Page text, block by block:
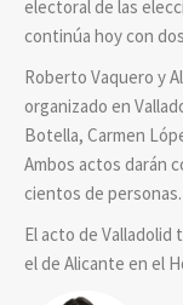
electoral de las
continúa hoy con
Roberto Vaquero y
organizado en
Botella, Carmen
Ambos actos darán
cientos de personas.
El acto de Valladolid
el de Alicante en el